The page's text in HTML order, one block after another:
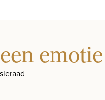
emotie